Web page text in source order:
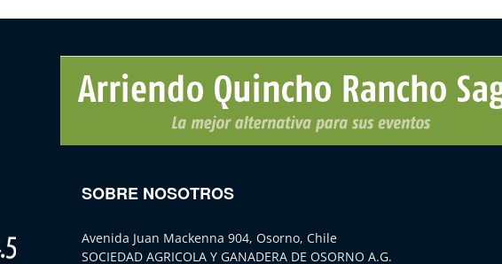
SOBRE NOSOTROS
Avenida Juan Mackenna 904, Osorno, Chile
SOCIEDAD AGRICOLA Y GANADERA DE OSORNO A.G.